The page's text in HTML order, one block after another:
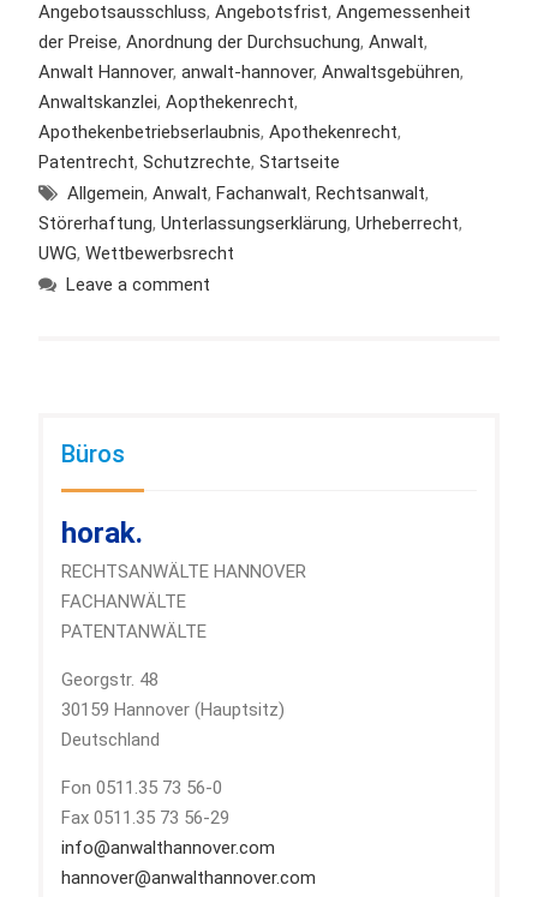
Angebotsausschluss, Angebotsfrist, Angemessenheit
der Preise, Anordnung der Durchsuchung, Anwalt,
Anwalt Hannover, anwalt-hannover, Anwaltsgebühren,
Anwaltskanzlei, Aopthekenrecht,
Apothekenbetriebserlaubnis, Apothekenrecht,
Patentrecht, Schutzrechte, Startseite
Allgemein, Anwalt, Fachanwalt, Rechtsanwalt,
Störerhaftung, Unterlassungserklärung, Urheberrecht,
UWG, Wettbewerbsrecht
Leave a comment
Büros
horak.
RECHTSANWÄLTE HANNOVER
FACHANWÄLTE
PATENTANWÄLTE
Georgstr. 48
30159 Hannover (Hauptsitz)
Deutschland
Fon 0511.35 73 56-0
Fax 0511.35 73 56-29
info@anwalthannover.com
hannover@anwalthannover.com